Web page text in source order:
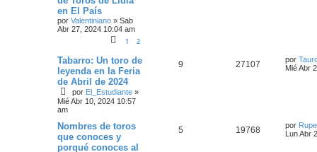
en El País
por Valentiniano » Sab
Abr 27, 2024 10:04 am
1 2
Tabarro: Un toro de
leyenda en la Feria
de Abril de 2024
por El_Estudiante »
Mié Abr 10, 2024 10:57
am
9 27107 por
Mié Abr
Nombres de toros
que conoces y
porqué conoces al
5 19768 por
Lun Abr